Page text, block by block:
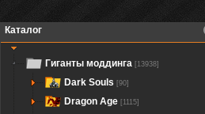
Каталог
Гиганты моддинга [13938]
Dark Souls [90]
Dragon Age [1115]